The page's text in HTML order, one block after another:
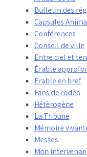
Bulletin des
Capsules
Conférences
Conseil de ville
Entre ciel et
Érable
Érable en bref
Fans de rodéo
Hétèrogène
La Tribune
Mémoire
Messes
Mon